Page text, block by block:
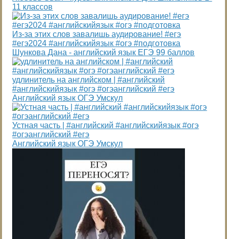
11 классов
Из-за этих слов завалишь аудирование! #егэ
#егэ2024 #английскийязык #огэ #подготовка
Шункова Дана - английский язык ЕГЭ 99 баллов
удлинитель на английском | #английский
#английскийязык #огэ #огэанглийский #егэ
Английский язык ОГЭ Умскул
Устная часть | #английский #английскийязык #огэ
#огэанглийский #егэ
Английский язык ОГЭ Умскул